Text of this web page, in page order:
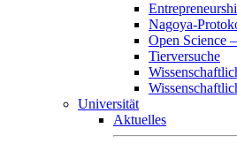
Nagoya-
Open Science
Tierversuche
Universität
Aktuelles